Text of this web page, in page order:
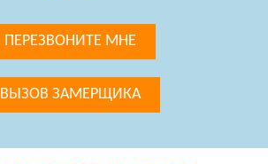
ПЕРЕЗВОНИТЕ МНЕ
ВЫЗОВ ЗАМЕРЩИКА